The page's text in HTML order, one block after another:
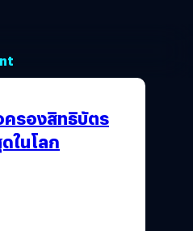
ครองสิทธิบัตร
ในโลก